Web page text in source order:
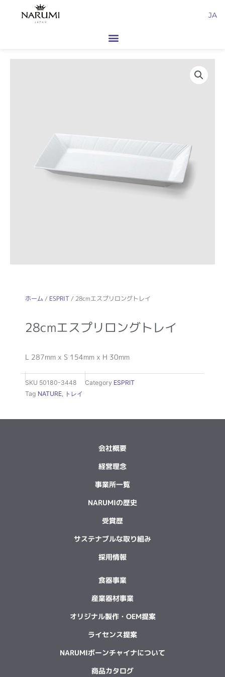
JA
ホーム / ESPRIT / 28cmエスプリロングトレイ
28cmエスプリロングトレイ
L 287mm x S 154mm x H 30mm
SKU 50180-3448 Category ESPRIT
Tag NATURE トレイ
会社概要
経営理念
事業所一覧
NARUMIの歴史
受賞歴
サステナブルな取り組み
採用情報
食器事業
産業器材事業
オリジナル製作・OEM提案
ライセンス提案
NARUMIボーンチャイナについて
商品カタログ